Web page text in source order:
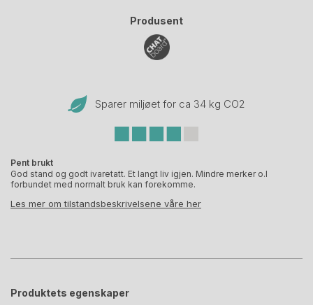
Produsent
Sparer miljøet for ca 34 kg CO2
Pent brukt
God stand og godt ivaretatt. Et langt liv igjen. Mindre merker o.l
forbundet med normalt bruk kan forekomme.
Les mer om tilstandsbeskrivelsene våre her
Produktets egenskaper